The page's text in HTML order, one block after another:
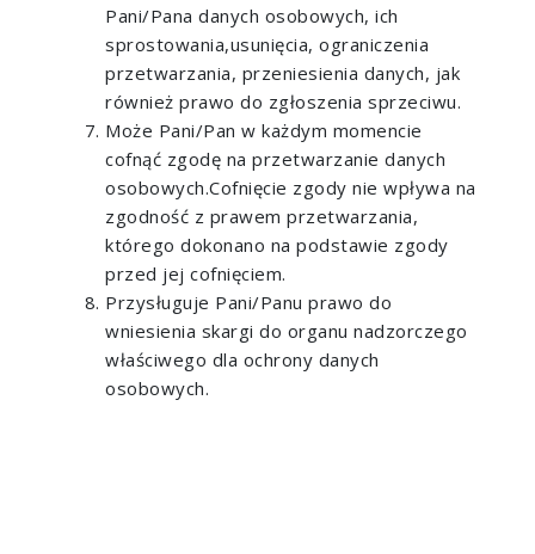
Pani/Pana danych osobowych, ich
sprostowania,usunięcia, ograniczenia
przetwarzania, przeniesienia danych, jak
również prawo do zgłoszenia sprzeciwu.
Może Pani/Pan w każdym momencie
cofnąć zgodę na przetwarzanie danych
osobowych.Cofnięcie zgody nie wpływa na
zgodność z prawem przetwarzania,
którego dokonano na podstawie zgody
przed jej cofnięciem.
Przysługuje Pani/Panu prawo do
wniesienia skargi do organu nadzorczego
właściwego dla ochrony danych
osobowych.